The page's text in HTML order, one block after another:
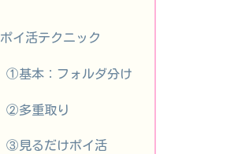
ポイ活テクニック
①基本：フォルダ分け
②多重取り
③見るだけポイ活